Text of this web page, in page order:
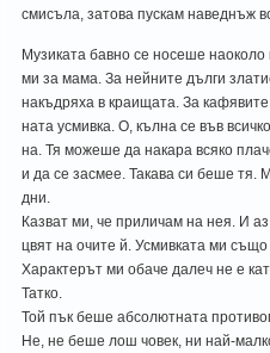
смисъла, затова пускам наведнъж
Музиката бавно се носеше
ми за мама. За нейните дълги
накъдряха в краищата. За
ната усмивка. О, кълна се във
на. Тя можеше да накара всяко
и да се засмее. Такава си беше тя.
дни.
Казват ми, че приличам на нея. И
цвят на очите й. Усмивката ми
Характерът ми обаче далеч не е
Татко.
Той пък беше абсолютната
Не, не беше лош човек, ни най-